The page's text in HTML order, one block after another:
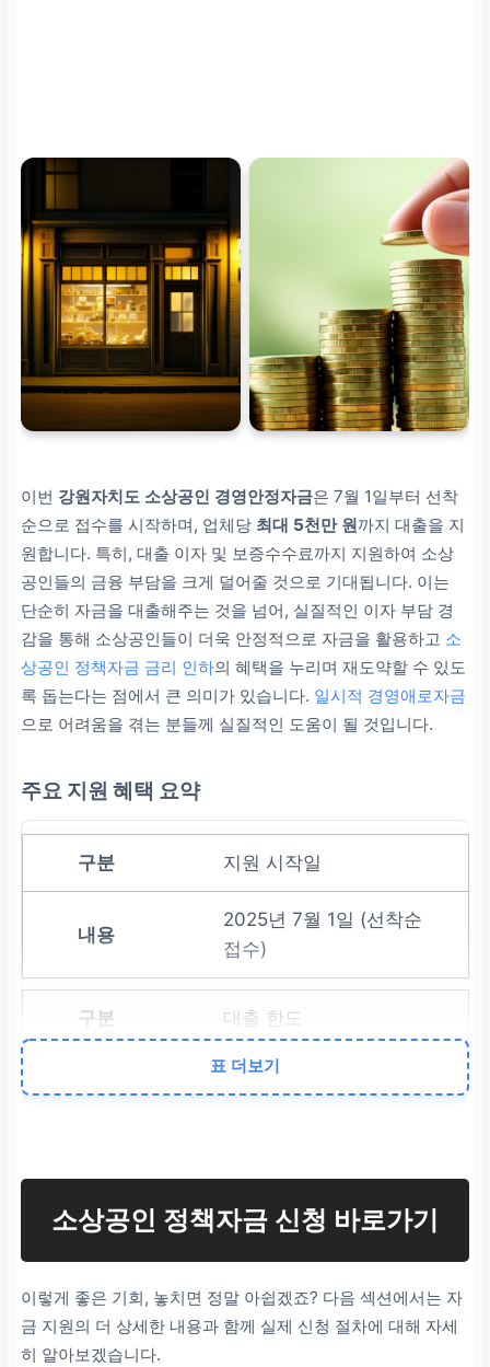
이번 강원자치도 소상공인 경영안정자금은 7월 1일부터 선착
순으로 접수를 시작하며, 업체당 최대 5천만 원까지 대출을 지
원합니다. 특히, 대출 이자 및 보증수수료까지 지원하여 소상
공인들의 금융 부담을 크게 덜어줄 것으로 기대됩니다. 이는
단순히 자금을 대출해주는 것을 넘어, 실질적인 이자 부담 경
감을 통해 소상공인들이 더욱 안정적으로 자금을 활용하고 소
상공인 정책자금 금리 인하의 혜택을 누리며 재도약할 수 있도
록 돕는다는 점에서 큰 의미가 있습니다. 일시적 경영애로자금
으로 어려움을 겪는 분들께 실질적인 도움이 될 것입니다.
주요 지원 혜택 요약
지원 시작일
2025년 7월 1일 (선착순
접수)
대출 한도
업체당 최대 5천만 원
지원
주요 대상
표 더보기
소상공인 정책자금 신청 바로가기
이렇게 좋은 기회, 놓치면 정말 아쉽겠죠? 다음 섹션에서는 자
금 지원의 더 상세한 내용과 함께 실제 신청 절차에 대해 자세
히 알아보겠습니다.